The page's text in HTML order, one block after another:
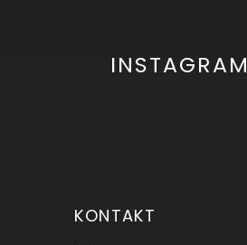
INSTAGRAM
KONTAKT